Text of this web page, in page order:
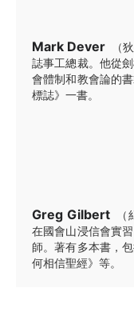
Mark Dever
（
誌事工總裁。他從
會體制和教會論的
標誌》一書。
Greg Gilbert
在國會山浸信會實
師。著有多本書，
何相信聖經》等。